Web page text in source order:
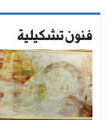
فنون تشكيلية